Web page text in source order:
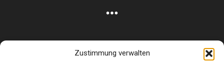
Zustimmung verwalten